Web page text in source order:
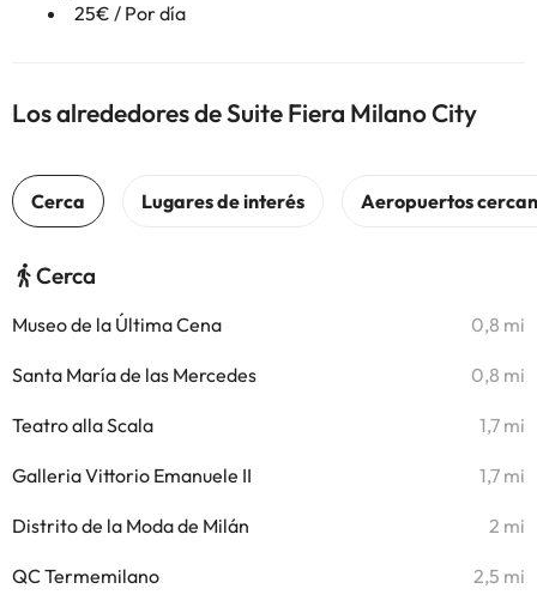
25€ / Por día
Los alrededores de Suite Fiera Milano City
Cerca
Museo de la Última Cena 0,8 mi
Santa María de las Mercedes 0,8 mi
Teatro alla Scala 1,7 mi
Galleria Vittorio Emanuele II 1,7 mi
Distrito de la Moda de Milán 2 mi
QC Termemilano 2,5 mi